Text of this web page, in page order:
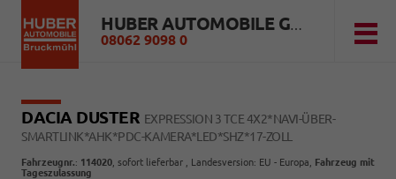
HUBER AUTOMOBILE GMBH
08062 9098 0
DACIA DUSTER EXPRESSION 3 TCE 4X2*NAVI-ÜBER-
SMARTLINK*AHK*PDC-KAMERA*LED*SHZ*17-ZOLL
Fahrzeugnr.: 114020 sofort lieferbar , Landesversion: EU - Europa, Fahrzeug mit
Tageszulassung